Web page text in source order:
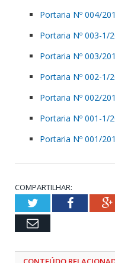
Portaria Nº 004/
Portaria Nº 003-1/
Portaria Nº 003/
Portaria Nº 002-1/
Portaria Nº 002/
Portaria Nº 001-1/
Portaria Nº 001/
COMPARTILHAR:
TwitterFacebook
Email